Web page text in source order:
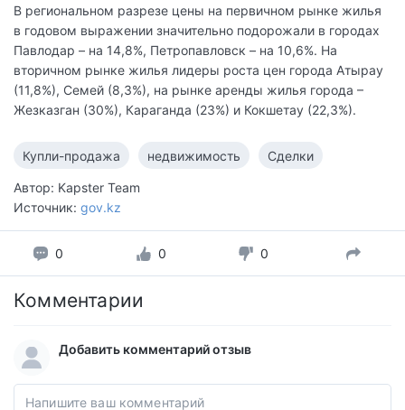
В региональном разрезе цены на первичном рынке жилья
в годовом выражении значительно подорожали в городах
Павлодар – на 14,8%, Петропавловск – на 10,6%. На
вторичном рынке жилья лидеры роста цен города Атырау
(11,8%), Семей (8,3%), на рынке аренды жилья города –
Жезказган (30%), Караганда (23%) и Кокшетау (22,3%).
Купли-продажа недвижимость Сделки
Автор: Kapster Team
Источник: gov.kz
0 0 0
Комментарии
Добавить комментарий отзыв